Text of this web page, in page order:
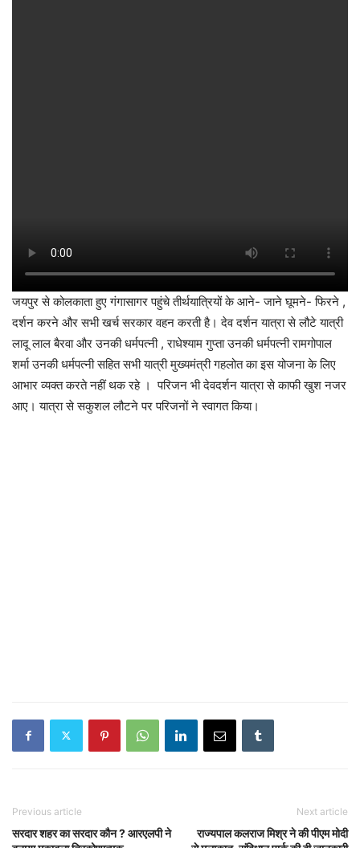
जयपुर से कोलकाता हुए गंगासागर पहुंचे तीर्थयात्रियों के आने- जाने घूमने- फिरने ,
दर्शन करने और सभी खर्च सरकार वहन करती है। देव दर्शन यात्रा से लौटे यात्री
लादू लाल बैरवा और उनकी धर्मपत्नी , राधेश्याम गुप्ता उनकी धर्मपत्नी रामगोपाल
शर्मा उनकी धर्मपत्नी सहित सभी यात्री मुख्यमंत्री गहलोत का इस योजना के लिए
आभार व्यक्त करते नहीं थक रहे । परिजन भी देवदर्शन यात्रा से काफी खुश नजर
आए। यात्रा से सकुशल लौटने पर परिजनों ने स्वागत किया।
Previous article
सरदार शहर का सरदार कौन ? आरएलपी ने
Next article
राज्यपाल कलराज मिश्र ने की पीएम मोदी